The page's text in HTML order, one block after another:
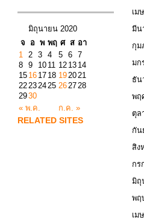
มิถุนายน 2020
จ
อ พ พฤ ศ ส อา
« พ.ค. ก.ค. »
1 2 3 4 5 6 7
8 9 10 11 12 13 14
15 16 17 18 192021
22232425 262728
2930
RELATED SITES
เม
มีน
กุม
มก
ธัน
พฤ
ตุล
กัน
สิง
กร
มิถุ
พฤ
เม